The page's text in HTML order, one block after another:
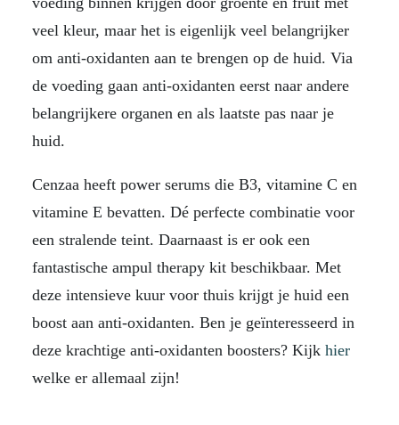
veel kleur, maar het is eigenlijk veel belangrijker
om anti-oxidanten aan te brengen op de huid. Via
de voeding gaan anti-oxidanten eerst naar andere
belangrijkere organen en als laatste pas naar je
huid.
Cenzaa heeft power serums die B3, vitamine C en
vitamine E bevatten. Dé perfecte combinatie voor
een stralende teint. Daarnaast is er ook een
fantastische ampul therapy kit beschikbaar. Met
deze intensieve kuur voor thuis krijgt je huid een
boost aan anti-oxidanten. Ben je geïnteresseerd in
deze krachtige anti-oxidanten boosters? Kijk hier
welke er allemaal zijn!